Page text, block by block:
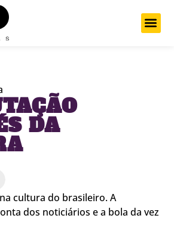
DA
cultura do brasileiro. A
dos noticiários e a bola da vez